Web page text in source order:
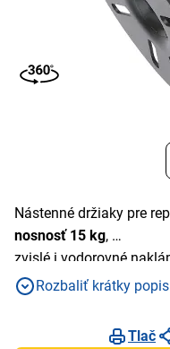
Nástenné držiaky pre
nosnosť 15 kg,
zvislé i vodorovné
Rozbaliť krátky popis
Tlač